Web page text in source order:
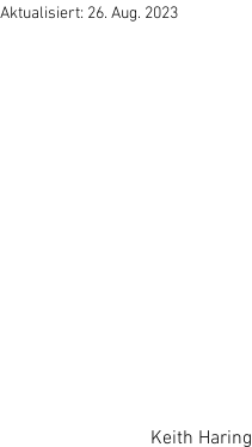
Aktualisiert: 26. Aug. 2023
      Keith Haring